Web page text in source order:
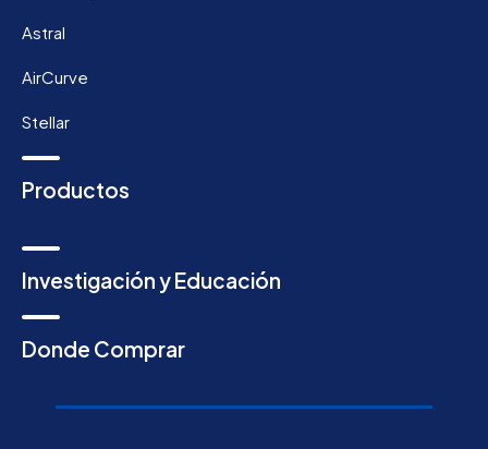
Astral
AirCurve
Stellar
Productos
Investigación y Educación
Donde Comprar